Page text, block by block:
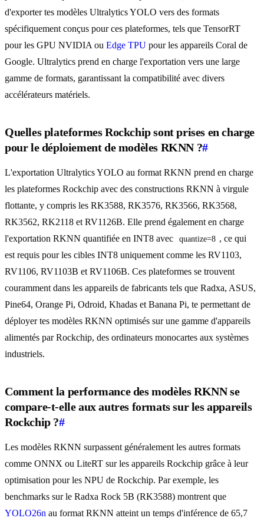
d'exporter tes modèles Ultralytics YOLO vers des formats
spécifiquement conçus pour ces plateformes, tels que TensorRT
pour les GPU NVIDIA ou Edge TPU pour les appareils Coral de
Google. Ultralytics prend en charge l'exportation vers une large
gamme de formats, garantissant la compatibilité avec divers
accélérateurs matériels.
Quelles plateformes Rockchip sont prises en charge
pour le déploiement de modèles RKNN ?#
L'exportation Ultralytics YOLO au format RKNN prend en charge
les plateformes Rockchip avec des constructions RKNN à virgule
flottante, y compris les RK3588, RK3576, RK3566, RK3568,
RK3562, RK2118 et RV1126B. Elle prend également en charge
l'exportation RKNN quantifiée en INT8 avec
quantize=8 , ce qui
est requis pour les cibles INT8 uniquement comme les RV1103,
RV1106, RV1103B et RV1106B. Ces plateformes se trouvent
couramment dans les appareils de fabricants tels que Radxa, ASUS,
Pine64, Orange Pi, Odroid, Khadas et Banana Pi, te permettant de
déployer tes modèles RKNN optimisés sur une gamme d'appareils
alimentés par Rockchip, des ordinateurs monocartes aux systèmes
industriels.
Comment la performance des modèles RKNN se
compare-t-elle aux autres formats sur les appareils
Rockchip ?#
Les modèles RKNN surpassent généralement les autres formats
comme ONNX ou LiteRT sur les appareils Rockchip grâce à leur
optimisation pour les NPU de Rockchip. Par exemple, les
benchmarks sur le Radxa Rock 5B (RK3588) montrent que
YOLO26n au format RKNN atteint un temps d'inférence de 65,7